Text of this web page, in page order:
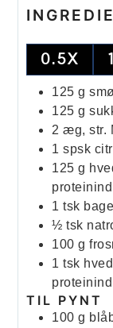
0.5X
125 g
125 g
2 æg, str.
1 spsk
125 g
1 tsk
½ tsk
100 g
1 tsk
TIL PYNT
100 g